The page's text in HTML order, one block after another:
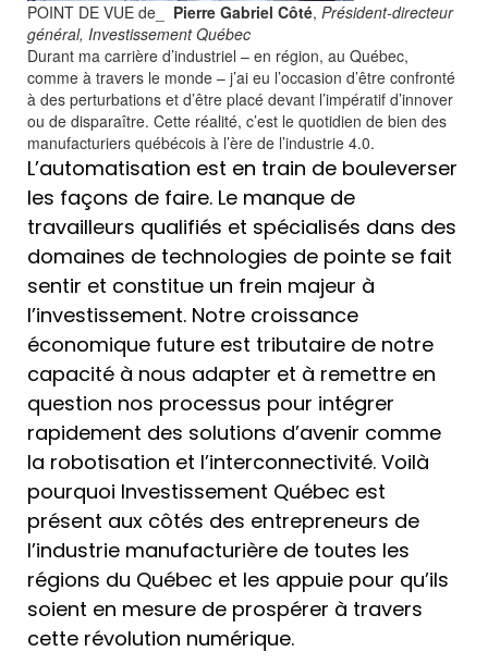
POINT DE VUE de_ Pierre Gabriel Côté, Président-directeur
général, Investissement Québec
Durant ma carrière d’industriel – en région, au Québec,
comme à travers le monde – j’ai eu l’occasion d’être confronté
à des perturbations et d’être placé devant l’impératif d’innover
ou de disparaître. Cette réalité, c’est le quotidien de bien des
manufacturiers québécois à l’ère de l’industrie 4.0.
L’automatisation est en train de bouleverser
les façons de faire. Le manque de
travailleurs qualifiés et spécialisés dans des
domaines de technologies de pointe se fait
sentir et constitue un frein majeur à
l’investissement. Notre croissance
économique future est tributaire de notre
capacité à nous adapter et à remettre en
question nos processus pour intégrer
rapidement des solutions d’avenir comme
la robotisation et l’interconnectivité. Voilà
pourquoi Investissement Québec est
présent aux côtés des entrepreneurs de
l’industrie manufacturière de toutes les
régions du Québec et les appuie pour qu’ils
soient en mesure de prospérer à travers
cette révolution numérique.